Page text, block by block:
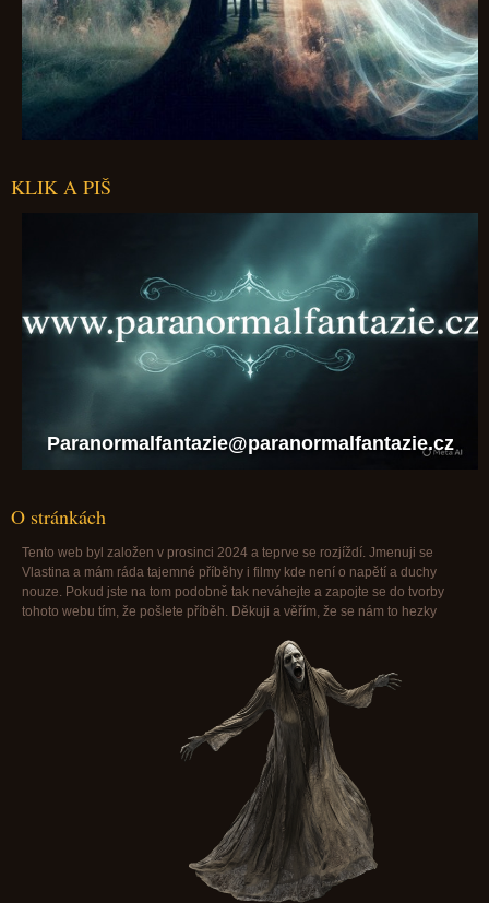
KLIK A PIŠ
Paranormalfantazie@paranormalfantazie.cz
O stránkách
Tento web byl založen v prosinci 2024 a teprve se rozjíždí. Jmenuji se
Vlastina a mám ráda tajemné příběhy i filmy kde není o napětí a duchy
nouze. Pokud jste na tom podobně tak neváhejte a zapojte se do tvorby
tohoto webu tím, že pošlete příběh. Děkuji a věřím, že se nám to hezky